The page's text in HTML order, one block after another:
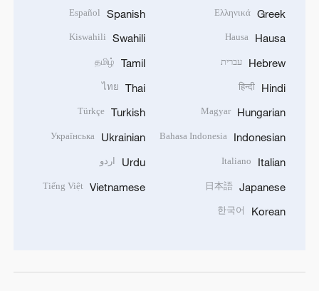
Greek
Ελληνικά
Hausa
Hausa
Hebrew עברית
Hindi
हिन्दी
Hungarian
Magyar
Indonesian
Bahasa Indonesia
Italian
Italiano
Japanese
日本語
Korean
한국어
Spanish
Español
Swahili
Kiswahili
Tamil
தமிழ்
Thai
ไทย
Turkish
Türkçe
Ukrainian
Українська
Urdu اردو
Vietnamese
Tiếng Việt